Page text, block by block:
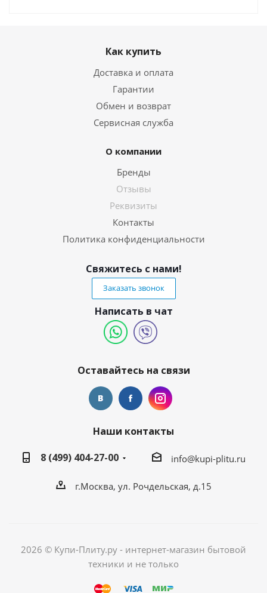
Как купить
Доставка и оплата
Гарантии
Обмен и возврат
Сервисная служба
О компании
Бренды
Отзывы
Реквизиты
Контакты
Политика конфиденциальности
Свяжитесь с нами!
Заказать звонок
Написать в чат
Оставайтесь на связи
Наши контакты
8 (499) 404-27-00
info@kupi-plitu.ru
г.Москва, ул. Рочдельская, д.15
2026 © Купи-Плиту.ру - интернет-магазин бытовой
техники и не только